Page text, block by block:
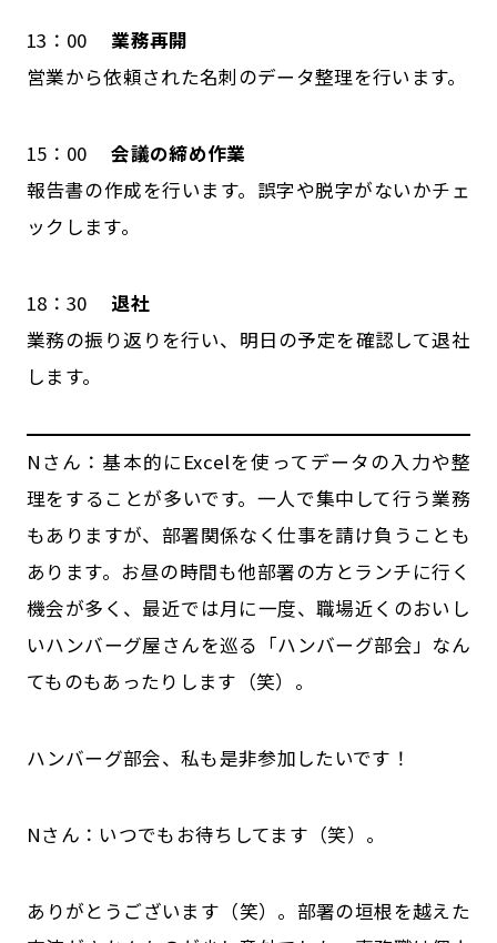
13：00業務再開
営業から依頼された名刺のデータ整理を行います。
15：00会議の締め作業
報告書の作成を行います。誤字や脱字がないかチェ
ックします。
18：30 退社
業務の振り返りを行い、明日の予定を確認して退社
します。
Nさん：基本的にExcelを使ってデータの入力や整
理をすることが多いです。一人で集中して行う業務
もありますが、部署関係なく仕事を請け負うことも
あります。お昼の時間も他部署の方とランチに行く
機会が多く、最近では月に一度、職場近くのおいし
いハンバーグ屋さんを巡る「ハンバーグ部会」なん
てものもあったりします（笑）。
――ハンバーグ部会、私も是非参加したいです！
Nさん：いつでもお待ちしてます（笑）。
――ありがとうございます（笑）。部署の垣根を越えた